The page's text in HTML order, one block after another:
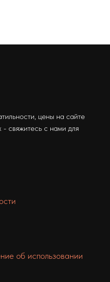
цены на сайте
- свяжитесь с нами для
об использовании